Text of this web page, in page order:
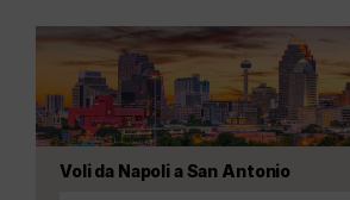
Voli da Napoli a San Antonio